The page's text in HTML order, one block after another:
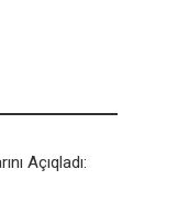
Açıqladı: